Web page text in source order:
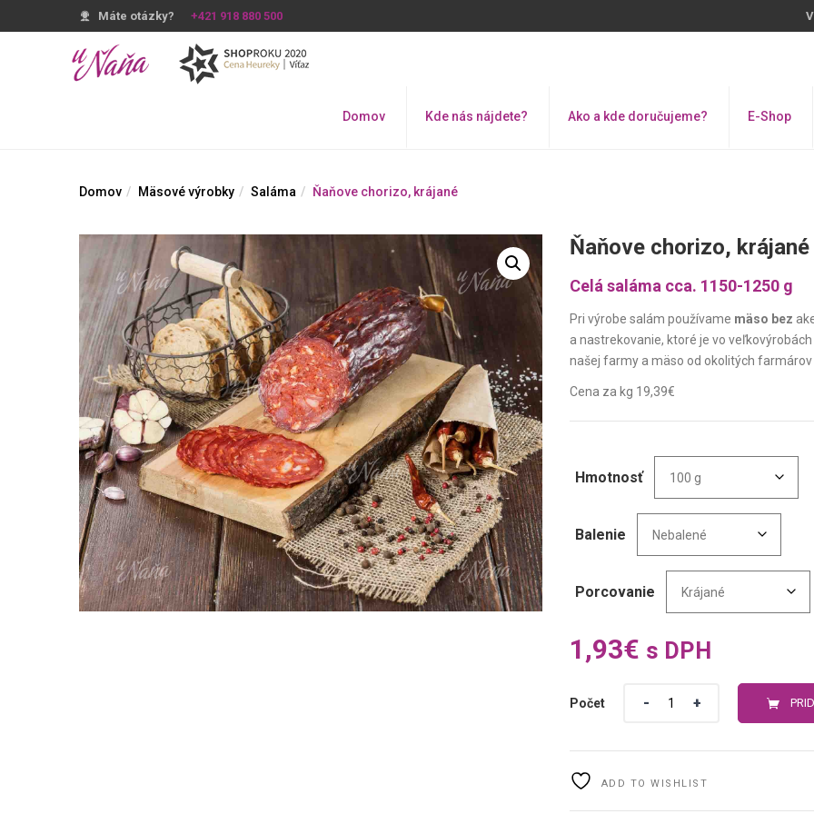
Máte otázky? +421 918 880 500
Domov Kde nás nájdete? Ako a kde doručujeme? E-Shop
Domov Mäsové výrobky Saláma Ňaňove chorizo, krájané
Ňaňove chorizo, krájané
Celá saláma cca. 1150-1250 g
Pri výrobe salám používame mäso bez
a nastrekovanie, ktoré je vo
našej farmy a mäso od okolitých farmárov
Cena za kg 19,39€
Hmotnosť
Balenie
Porcovanie
1,93€ s DPH
Počet
ADD TO WISHLIST